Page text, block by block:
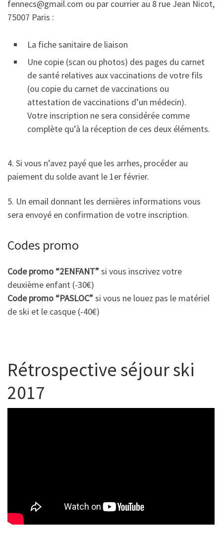
fennecs@gmail.com ou par courrier au 8 rue Jean Nicot,
75007 Paris :
La fiche sanitaire de liaison
Une copie (scan ou photos) des pages du carnet
de santé relatives aux vaccinations de votre fils
(ou copie du carnet de vaccinations ou
attestation de vaccinations d’un médecin).
Votre inscription ne sera considérée comme
complète qu’à la réception de ces deux éléments.
4. Si vous n’avez payé que les arrhes, procéder au
paiement du solde avant le 1er février.
5. Un email donnant les dernières informations vous
sera envoyé en confirmation de votre inscription.
Codes promo
Code promo “2ENFANT”si vous inscrivez votre
deuxième enfant (-30€)
Code promo “PASLOC”si vous ne louez pas le matériel
de ski et le casque (-40€)
Rétrospective séjour ski
2017